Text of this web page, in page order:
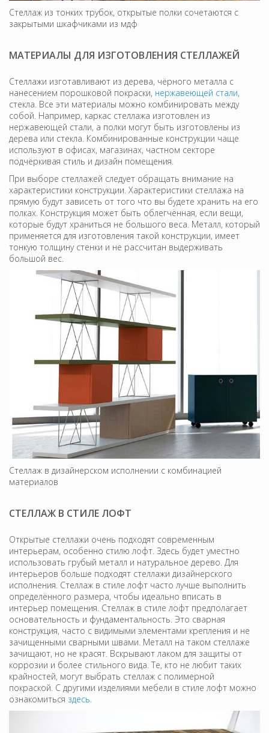
Стеллаж из тонких трубок, открытые полки сочетаются с
закрытыми шкафчиками из мдф
МАТЕРИАЛЫ ДЛЯ ИЗГОТОВЛЕНИЯ СТЕЛЛАЖЕЙ
Стеллажи изготавливают из дерева, чёрного металла с
нанесением порошковой покраски, нержавеющей стали,
стекла. Все эти материалы можно комбинировать между
собой. Например, каркас стеллажа изготовлен из
нержавеющей стали, а полки могут быть изготовлены из
дерева или стекла. Комбинированные конструкции чаще
используют в офисах, магазинах, частном секторе
подчёркивая стиль и дизайн помещения.
При выборе стеллажей следует обращать внимание на
характеристики конструкции. Характеристики стеллажа на
прямую будут зависеть от того что вы будете хранить на его
полках. Конструкция может быть облегчённая, если вещи,
которые будут храниться не большого веса. Металл, который
применяется для изготовления такой конструкции, имеет
тонкую толщину стенки и не рассчитан выдерживать
большой вес.
Стеллаж в дизайнерском исполнении с комбинацией
материалов
СТЕЛЛАЖ В СТИЛЕ ЛОФТ
Открытые стеллажи очень подходят современным
интерьерам, особенно стилю лофт. Здесь будет уместно
использовать грубый металл и натуральное дерево. Для
интерьеров больше подходят стеллажи дизайнерского
исполнения. Стеллаж в стиле лофт часто лучше выполнить
определённого размера, чтобы идеально вписать в
интерьер помещения. Стеллаж в стиле лофт предполагает
основательность и фундаментальность. Это сварная
конструкция, часто с видимыми элементами крепления и не
зачищенными сварными швами. Металл на таком стеллаже
зачищают, но не красят. Вскрывают лаком для защиты от
коррозии и более стильного вида. Те, кто не любит таких
крайностей, могут выбрать стеллаж с полимерной
покраской. С другими изделиями мебели в стиле лофт можно
ознакомиться здесь